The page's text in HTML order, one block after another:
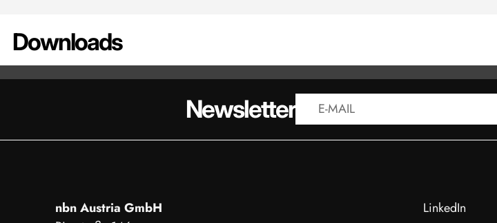
Downloads
Newsletter
nbn Austria GmbH
LinkedIn